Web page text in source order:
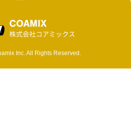
Inc. All Rights Reserved.